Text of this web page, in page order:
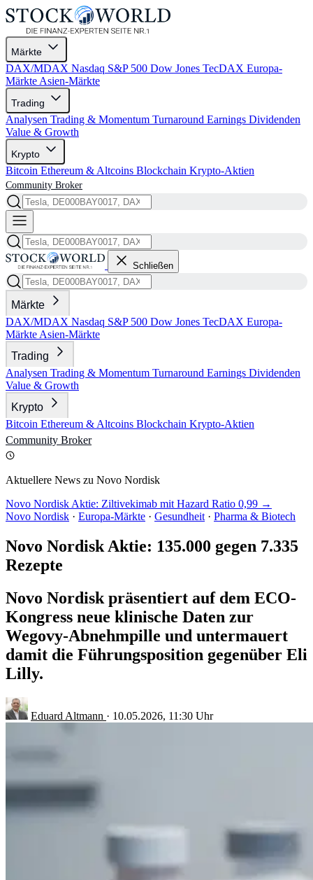
Märkte
DAX/MDAX Nasdaq S&P 500 Dow Jones TecDAX Europa-
Märkte Asien-Märkte
Trading
Analysen Trading & Momentum Turnaround Earnings Dividenden
Value & Growth
Krypto
Bitcoin Ethereum & Altcoins Blockchain Krypto-Aktien
Community Broker
Schließen
Märkte
DAX/MDAX Nasdaq S&P 500 Dow Jones TecDAX Europa-
Märkte Asien-Märkte
Trading
Analysen Trading & Momentum Turnaround Earnings Dividenden
Value & Growth
Krypto
Bitcoin Ethereum & Altcoins Blockchain Krypto-Aktien
Community Broker
Aktuellere News zu Novo Nordisk
Novo Nordisk Aktie: Ziltivekimab mit Hazard Ratio 0,99 →
Novo Nordisk · Europa-Märkte · Gesundheit · Pharma & Biotech
Novo Nordisk Aktie: 135.000 gegen 7.335
Rezepte
Novo Nordisk präsentiert auf dem ECO-
Kongress neue klinische Daten zur
Wegovy-Abnehmpille und untermauert
damit die Führungsposition gegenüber Eli
Lilly.
Eduard Altmann · 10.05.2026, 11:30 Uhr